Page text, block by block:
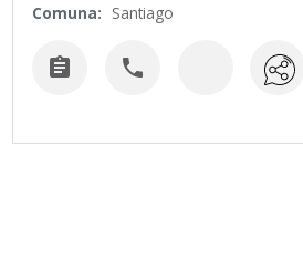
Comuna: Santiago
 